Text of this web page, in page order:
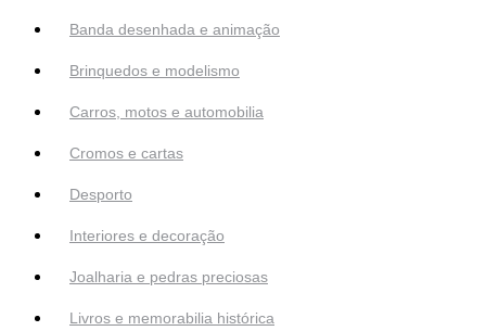
Banda desenhada e animação
Brinquedos e modelismo
Carros, motos e automobilia
Cromos e cartas
Desporto
Interiores e decoração
Joalharia e pedras preciosas
Livros e memorabilia histórica